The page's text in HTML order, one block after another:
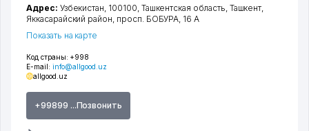
Код страны: +998
E-mail: info@allgood.uz
allgood.uz
+99899 ...Позвонить
Адрес: Узбекистан, 100100, Ташкентская область, Ташкент,
Яккасарайский район, просп. БОБУРА, 16 А
Показать на карте